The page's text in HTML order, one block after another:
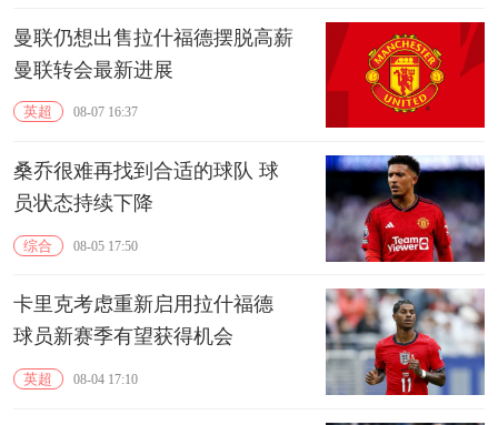
曼联仍想出售拉什福德摆脱高薪
曼联转会最新进展
英超 08-07 16:37
桑乔很难再找到合适的球队 球
员状态持续下降
综合 08-05 17:50
卡里克考虑重新启用拉什福德
球员新赛季有望获得机会
英超 08-04 17:10